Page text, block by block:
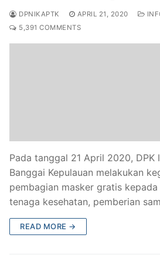
DPNIKAPTK APRIL 21, 2020
5,391 COMMENTS
Pada tanggal 21 April 2020, DPK
Banggai Kepulauan melakukan
pembagian masker gratis
tenaga kesehatan, pemberian
READ MORE →